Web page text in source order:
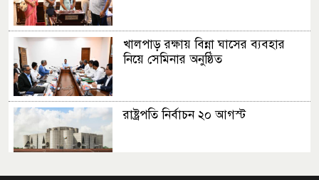
খালপাড় রক্ষায় বিন্না ঘাসের ব্যবহার
নিয়ে সেমিনার অনুষ্ঠিত
রাষ্ট্রপতি নির্বাচন ২০ আগস্ট